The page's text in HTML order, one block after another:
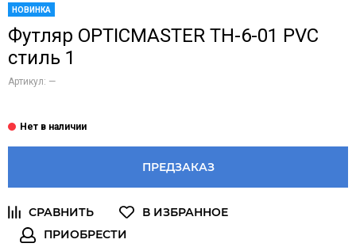
НОВИНКА
Футляр OPTICMASTER ТН-6-01 PVC
стиль 1
Артикул: —
ПРЕДЗАКАЗ